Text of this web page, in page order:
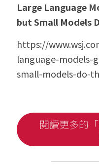
Large Language
but Small Models
https://
language-
small-models-do-
閱讀更多的